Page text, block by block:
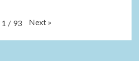
1 / 93 Next »